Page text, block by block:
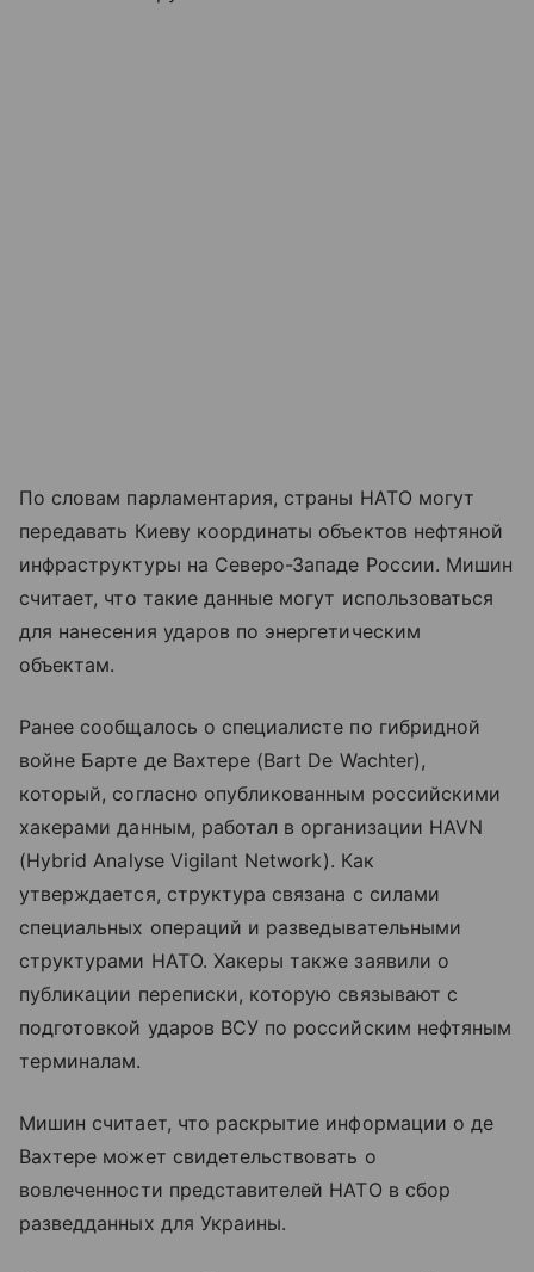
По словам парламентария, страны НАТО могут
передавать Киеву координаты объектов нефтяной
инфраструктуры на Северо-Западе России. Мишин
считает, что такие данные могут использоваться
для нанесения ударов по энергетическим
объектам.
Ранее сообщалось о специалисте по гибридной
войне Бартe де Вахтере (Bart De Wachter),
который, согласно опубликованным российскими
хакерами данным, работал в организации HAVN
(Hybrid Analyse Vigilant Network). Как
утверждается, структура связана с силами
специальных операций и разведывательными
структурами НАТО. Хакеры также заявили о
публикации переписки, которую связывают с
подготовкой ударов ВСУ по российским нефтяным
терминалам.
Мишин считает, что раскрытие информации о де
Вахтере может свидетельствовать о
вовлеченности представителей НАТО в сбор
разведданных для Украины.